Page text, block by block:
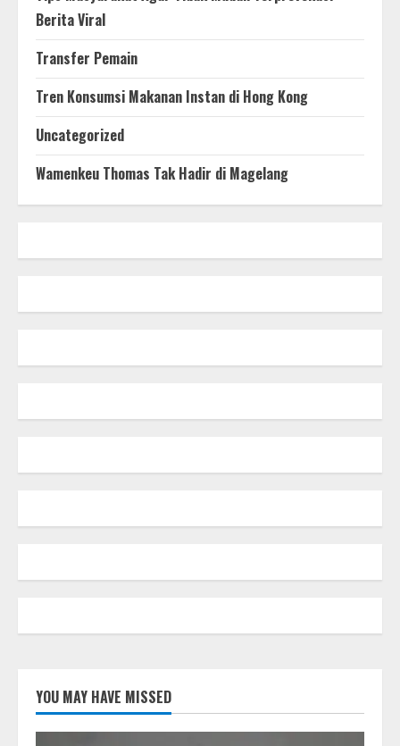
Berita Viral
Transfer Pemain
Tren Konsumsi Makanan Instan di Hong Kong
Uncategorized
Wamenkeu Thomas Tak Hadir di Magelang
YOU MAY HAVE MISSED